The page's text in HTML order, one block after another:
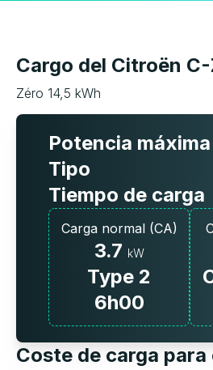
Cargo del Citroën
Zéro 14,5 kWh
Potencia máxima
Tipo
Tiempo de carga
Carga normal (CA)
3.7 kW
Type 2
6h00
Coste de carga